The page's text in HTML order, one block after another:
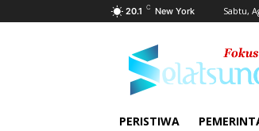
20.1 C New York Sabtu,
PERISTIWA